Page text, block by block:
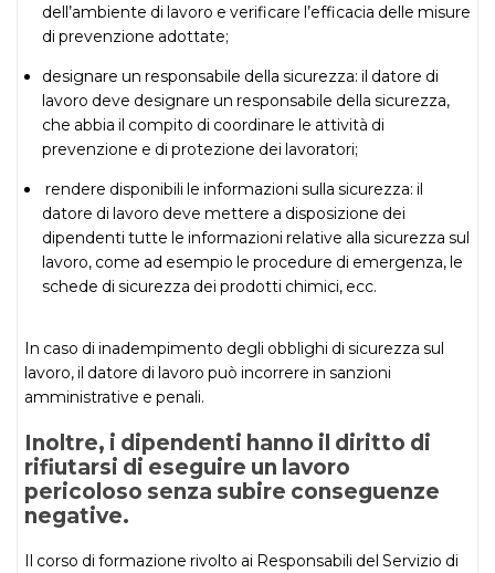
dell’ambiente di lavoro e verificare l’efficacia delle misure
di prevenzione adottate;
designare un responsabile della sicurezza: il datore di
lavoro deve designare un responsabile della sicurezza,
che abbia il compito di coordinare le attività di
prevenzione e di protezione dei lavoratori;
rendere disponibili le informazioni sulla sicurezza: il
datore di lavoro deve mettere a disposizione dei
dipendenti tutte le informazioni relative alla sicurezza sul
lavoro, come ad esempio le procedure di emergenza, le
schede di sicurezza dei prodotti chimici, ecc.
In caso di inadempimento degli obblighi di sicurezza sul
lavoro, il datore di lavoro può incorrere in sanzioni
amministrative e penali.
Inoltre, i dipendenti hanno il diritto di
rifiutarsi di eseguire un lavoro
pericoloso senza subire conseguenze
negative.
Il corso di formazione rivolto ai Responsabili del Servizio di